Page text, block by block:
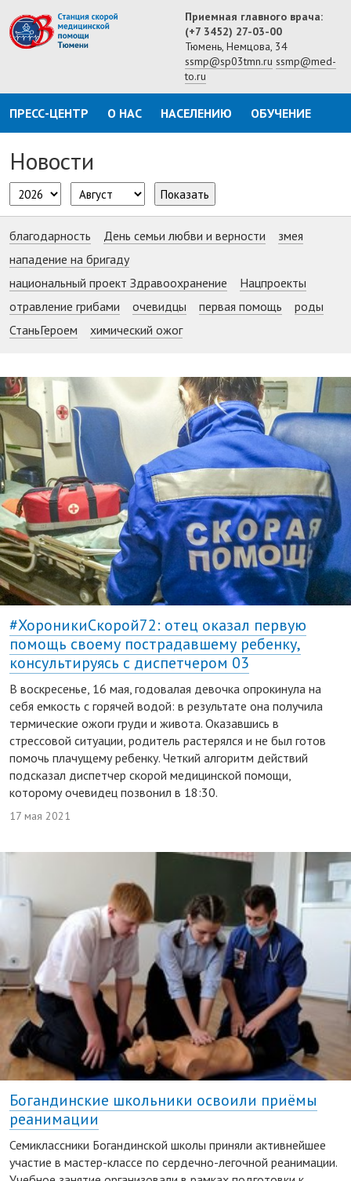
Приемная главного врача:
(+7 3452) 27-03-00
Тюмень, Немцова, 34
ssmp@sp03tmn.ru ssmp@med-
to.ru
ПРЕСС-ЦЕНТР О НАС НАСЕЛЕНИЮ ОБУЧЕНИЕ
Новости
Показать
благодарность День семьи любви и верности
змея
нападение на бригаду
национальный проект Здравоохранение
Нацпроекты
отравление грибами
очевидцы первая помощь
роды
СтаньГероем
химический ожог
#ХороникиСкорой72: отец оказал первую
помощь своему пострадавшему ребенку,
консультируясь с диспетчером 03
В воскресенье, 16 мая, годовалая девочка опрокинула на
себя емкость с горячей водой: в результате она получила
термические ожоги груди и живота. Оказавшись в
стрессовой ситуации, родитель растерялся и не был готов
помочь плачущему ребенку. Четкий алгоритм действий
подсказал диспетчер скорой медицинской помощи,
которому очевидец позвонил в 18:30.
17 мая 2021
Богандинские школьники освоили приёмы
реанимации
Семиклассники Богандинской школы приняли активнейшее
участие в мастер-классе по сердечно-легочной реанимации.